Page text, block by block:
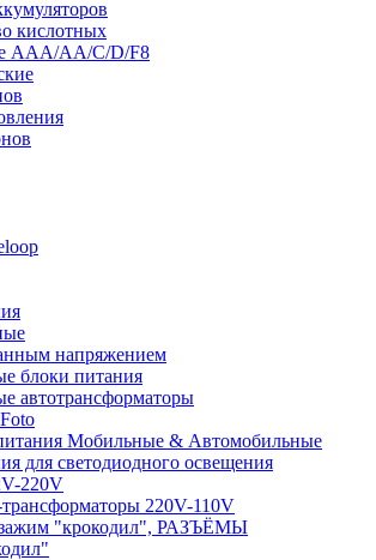
кислотных
ААА/АА/С/D/F8
напряжением
блоки питания
автотрансформаторы
Мобильные & Автомобильные
для светодиодного освещения
220V
220V-110V
"крокодил", РАЗЪЁМЫ